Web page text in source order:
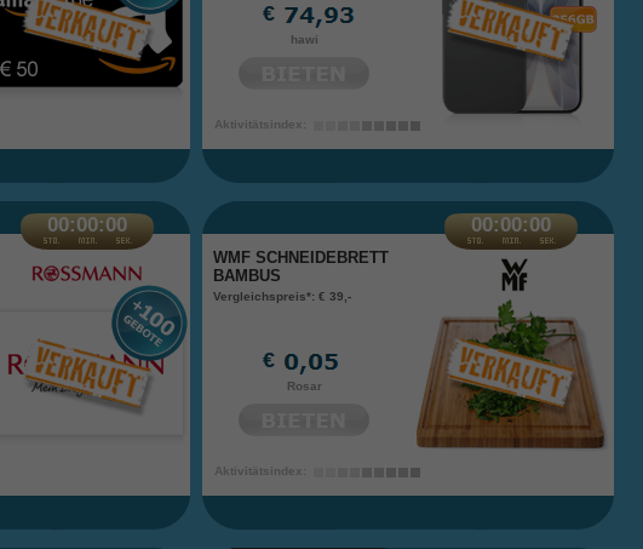
€
hawi
Aktivitätsindex:
00:00:00 00:00:00
WMF SCHNEIDEBRETT
BAMBUS
Vergleichspreis*: € 39,-
€
Rosar
Aktivitätsindex: